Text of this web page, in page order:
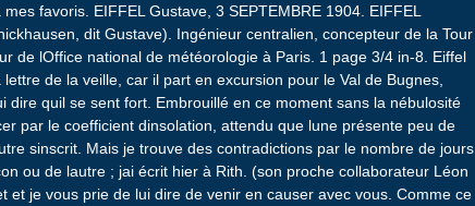
favoris. EIFFEL Gustave, 3 SEPTEMBRE 1904. EIFFEL
dit Gustave). Ingénieur centralien, concepteur de la Tour
de lOffice national de météorologie à Paris. 1 page 3/4 in-8. Eiffel
de la veille, car il part en excursion pour le Val de Bugnes,
dire quil se sent fort. Embrouillé en ce moment sans la nébulosité
par le coefficient dinsolation, attendu que lune présente peu de
sinscrit. Mais je trouve des contradictions par le nombre de jours
ou de lautre ; jai écrit hier à Rith. (son proche collaborateur Léon
et je vous prie de lui dire de venir en causer avec vous. Comme ce